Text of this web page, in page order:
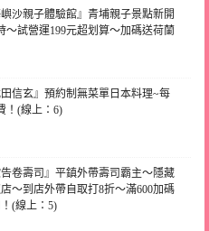
沙親子體驗館』青埔親子景點新開
～試營運199元超划算～加碼送荷蘭
信玄』預約制無菜單日本料理~每
！(線上：6)
卷壽司』平鎮外帶壽司霸主～隱藏
～到店外帶自取打8折～滿600加碼
(線上：5)